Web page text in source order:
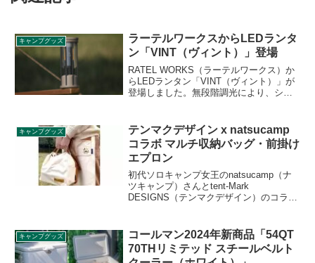
キャンプグッズ
ラーテルワークスからLEDランタ
ン「VINT（ヴィント）」登場
RATEL WORKS（ラーテルワークス）か
らLEDランタン「VINT（ヴィント）」が
登場しました。無段階調光により、シー
水性能を有しており、小雨や朝露、結露
などの水気が気になるシーンでも安心し
て使用できます。詳細をレビューしま
す。
キャンプグッズ
テンマクデザイン x natsucamp
コラボ マルチ収納バッグ・前掛け
エプロン
初代ソロキャンプ女王のnatsucamp（ナ
ツキャンプ）さんとtent-Mark
DESIGNS（テンマクデザイン）のコラボ
ロンです。発売は12月上旬の予定です。
詳細をレビューします。
キャンプグッズ
コールマン2024年新商品「54QT
70THリミテッド スチールベルト